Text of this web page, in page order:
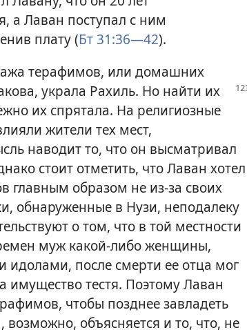
а Лаван поступал с ним
плату (Бт 31:36—42).
терафимов, или домашних
украла Рахиль. Но найти их
их спрятала. На религиозные
жители тех мест,
наводит то, что он высматривал
стоит отметить, что Лаван хотел
главным образом не из-за своих
обнаруженные в Нузи, неподалеку
о том, что в той местности
муж какой-либо женщины,
после смерти ее отца мог
имущество тестя. Поэтому Лаван
чтобы позднее завладеть
объясняется и то, что, не